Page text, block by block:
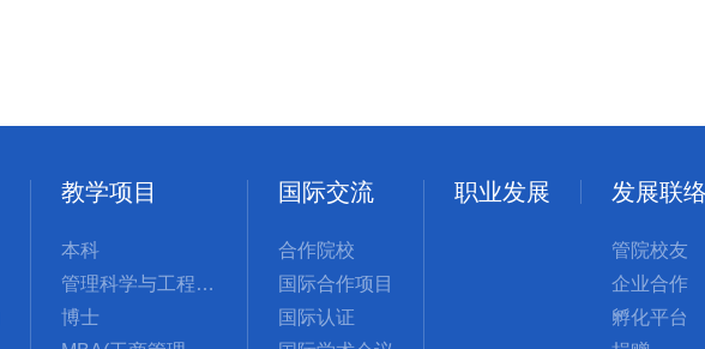
教学项目
本科
管理科学与工程国际硕士
博士
国际交流
合作院校
国际合作项目
国际认证
职业发展 发展联
管院校友
企业合作
孵化平台